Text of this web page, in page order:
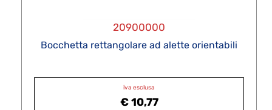
20900000
Bocchetta rettangolare ad alette orientabili
iva esclusa
€ 10,77